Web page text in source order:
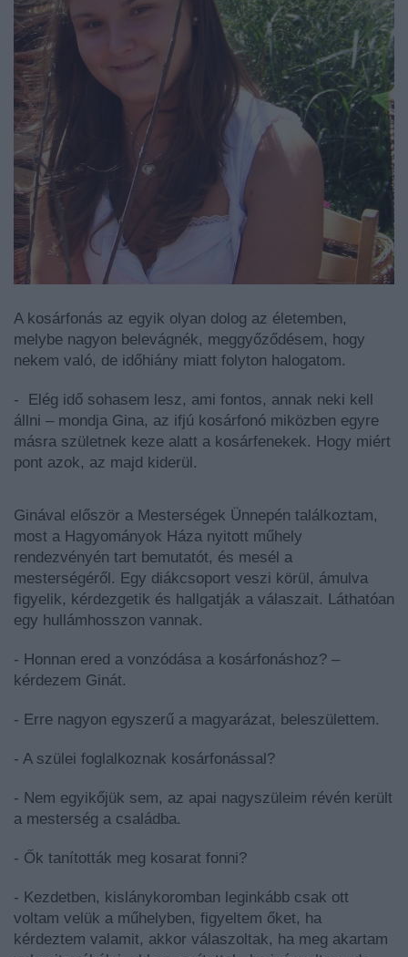
A kosárfonás az egyik olyan dolog az életemben,
melybe nagyon belevágnék, meggyőződésem, hogy
nekem való, de időhiány miatt folyton halogatom.
- Elég idő sohasem lesz, ami fontos, annak neki kell
állni – mondja Gina, az ifjú kosárfonó miközben egyre
másra születnek keze alatt a kosárfenekek. Hogy miért
pont azok, az majd kiderül.
Ginával először a Mesterségek Ünnepén találkoztam,
most a Hagyományok Háza nyitott műhely
rendezvényén tart bemutatót, és mesél a
mesterségéről. Egy diákcsoport veszi körül, ámulva
figyelik, kérdezgetik és hallgatják a válaszait. Láthatóan
egy hullámhosszon vannak.
- Honnan ered a vonzódása a kosárfonáshoz? –
kérdezem Ginát.
- Erre nagyon egyszerű a magyarázat, beleszülettem.
- A szülei foglalkoznak kosárfonással?
- Nem egyikőjük sem, az apai nagyszüleim révén került
a mesterség a családba.
- Ők tanították meg kosarat fonni?
- Kezdetben, kislánykoromban leginkább csak ott
voltam velük a műhelyben, figyeltem őket, ha
kérdeztem valamit, akkor válaszoltak, ha meg akartam